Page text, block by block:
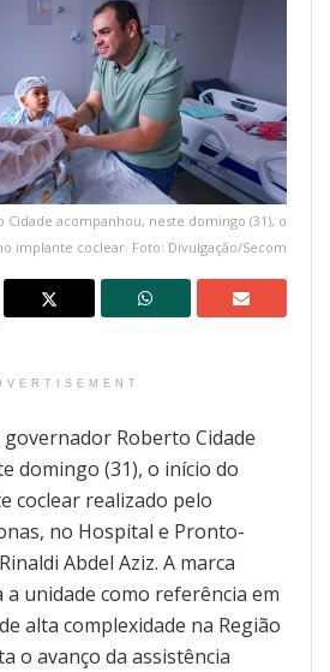
Cidade acompanhou, neste domingo (31), o
implante coclear. Foto: Divulgação/Secom
governador Roberto Cidade
domingo (31), o início do
coclear realizado pelo
no Hospital e Pronto-
Abdel Aziz. A marca
unidade como referência em
alta complexidade na Região
o avanço da assistência